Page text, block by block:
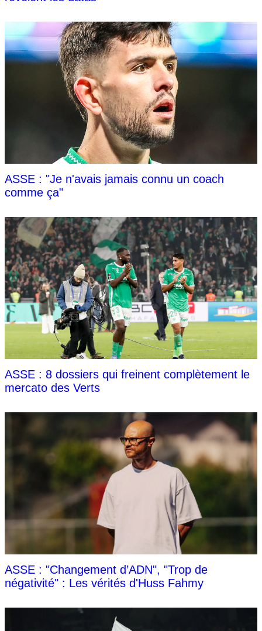
ASSE : "Je n'avais jamais connu un coach
comme ça"
ASSE : 8 dossiers qui freinent complètement le
mercato des Verts
ASSE : "Changement d’ADN", "Trop de
négativité" : Les vérités d'Huss Fahmy